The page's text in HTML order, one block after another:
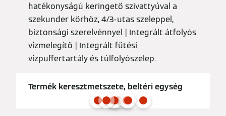
hatékonyságú keringető szivattyúval a
szekunder körhöz, 4/3-utas szeleppel,
biztonsági szerelvénnyel | Integrált átfolyós
vízmelegítő | Integrált fűtési
vízpuffertartály és túlfolyószelep.
Termék keresztmetszete, beltéri egység